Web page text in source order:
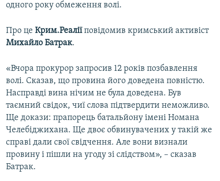
одного року обмеження волі.
Про це Крим.Реаліїповідомив кримський активіст
Михайло Батрак.
«Вчора прокурор запросив 12 років позбавлення
волі. Сказав, що провина його доведена повністю.
Насправді вина нічим не була доведена. Був
таємний свідок, чиї слова підтвердити неможливо.
Ще докази: прапорець батальйону імені Номана
Челебіджихана. Ще двоє обвинувачених у такій же
справі дали свої свідчення. Але вони визнали
провину і пішли на угоду зі слідством», – сказав
Батрак.